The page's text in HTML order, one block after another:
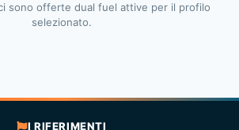
sono offerte dual fuel attive per il profilo
selezionato.
I RIFERIMENTI